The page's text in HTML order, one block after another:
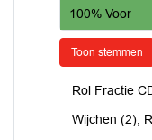
100% Voor
Toon stemmen
Rol Fractie
Wijchen (2),